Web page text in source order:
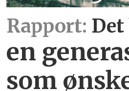
Rapport:
en
som